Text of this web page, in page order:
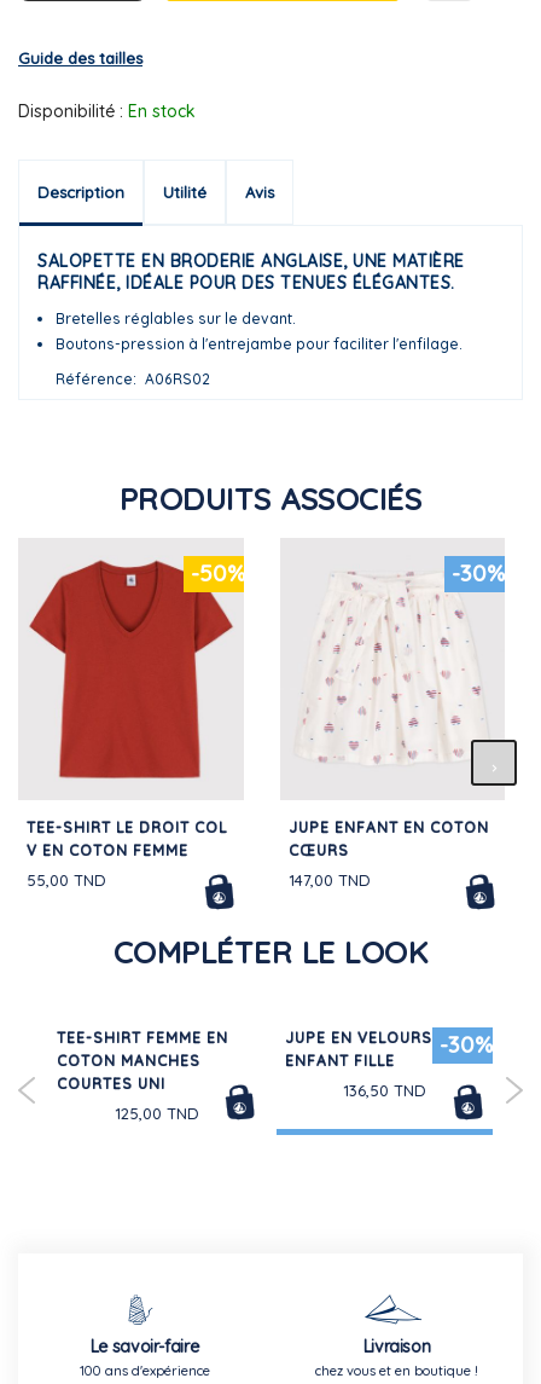
Guide des tailles
Disponibilité : En stock
Description Utilité Avis
SALOPETTE EN BRODERIE ANGLAISE, UNE MATIÈRE
RAFFINÉE, IDÉALE POUR DES TENUES ÉLÉGANTES.
Bretelles réglables sur le devant.
Boutons-pression à l'entrejambe pour faciliter l'enfilage.
Référence
A06RS02
PRODUITS ASSOCIÉS
-50%
TEE-SHIRT LE DROIT COL
V EN COTON FEMME
55,00 TND
-30%
JUPE ENFANT EN COTON
CŒURS
147,00 TND
COMPLÉTER LE LOOK
TEE-SHIRT FEMME EN
COTON MANCHES
COURTES UNI
125,00 TND
-30%
JUPE EN VELOURS
ENFANT FILLE
136,50 TND
Le savoir-faire
100 ans d'expérience
Livraison
chez vous et en boutique !